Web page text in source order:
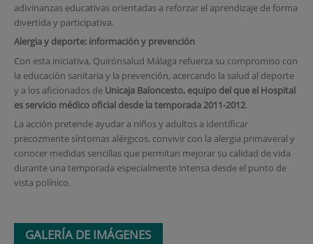
adivinanzas educativas orientadas a reforzar el aprendizaje de forma
divertida y participativa.
Alergia y deporte: información y prevención
Con esta iniciativa, Quirónsalud Málaga refuerza su compromiso con
la educación sanitaria y la prevención, acercando la salud al deporte
y a los aficionados de Unicaja Baloncesto, equipo del que el Hospital
es servicio médico oficial desde la temporada 2011-2012.
La acción pretende ayudar a niños y adultos a identificar
precozmente síntomas alérgicos, convivir con la alergia primaveral y
conocer medidas sencillas que permitan mejorar su calidad de vida
durante una temporada especialmente intensa desde el punto de
vista polínico.
GALERÍA DE IMÁGENES